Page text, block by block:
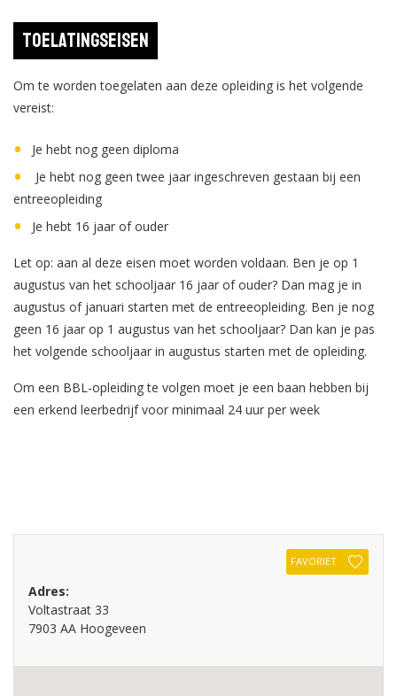
Toelatingseisen
Om te worden toegelaten aan deze opleiding is het volgende
vereist:
Je hebt nog geen diploma
Je hebt nog geen twee jaar ingeschreven gestaan bij een
entreeopleiding
Je hebt 16 jaar of ouder
Let op: aan al deze eisen moet worden voldaan. Ben je op 1
augustus van het schooljaar 16 jaar of ouder? Dan mag je in
augustus of januari starten met de entreeopleiding. Ben je nog
geen 16 jaar op 1 augustus van het schooljaar? Dan kan je pas
het volgende schooljaar in augustus starten met de opleiding.
Om een BBL-opleiding te volgen moet je een baan hebben bij
een erkend leerbedrijf voor minimaal 24 uur per week
FAVORIET
Adres:
Voltastraat 33
7903 AA Hoogeveen